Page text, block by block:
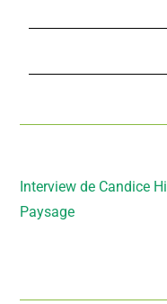
Interview de Candice
Paysage